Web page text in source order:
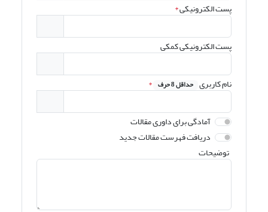
پست الکترونیکی*
پست الکترونیکی کمکی
نام کاربری حداقل 8 حرف *
آمادگی برای داوری مقالات
دریافت فهرست مقالات جدید
توضیحات